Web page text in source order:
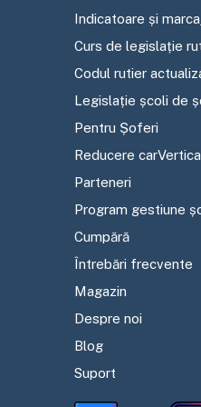
Indicatoare și
Curs de legislație
Codul rutier
Legislație școli de
Pentru Șoferi
Reducere
Parteneri
Program gestiune
Cumpără
Întrebări frecvente
Magazin
Despre noi
Blog
Suport